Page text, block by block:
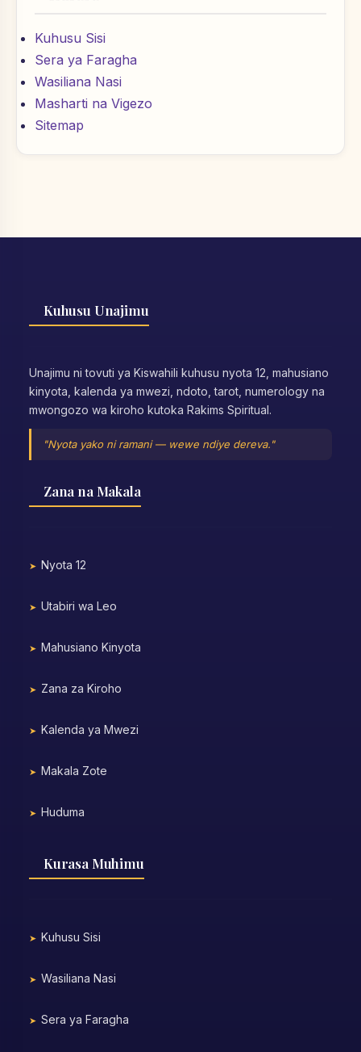
Kuhusu Sisi
Sera ya Faragha
Wasiliana Nasi
Masharti na Vigezo
Sitemap
Kuhusu Unajimu
Unajimu ni tovuti ya Kiswahili kuhusu nyota 12, mahusiano
kinyota, kalenda ya mwezi, ndoto, tarot, numerology na
mwongozo wa kiroho kutoka Rakims Spiritual.
"Nyota yako ni ramani — wewe ndiye dereva."
Zana na Makala
Nyota 12
Utabiri wa Leo
Mahusiano Kinyota
Zana za Kiroho
Kalenda ya Mwezi
Makala Zote
Huduma
Kurasa Muhimu
Kuhusu Sisi
Wasiliana Nasi
Sera ya Faragha